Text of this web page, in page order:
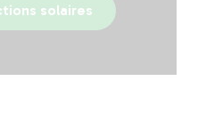
solaires